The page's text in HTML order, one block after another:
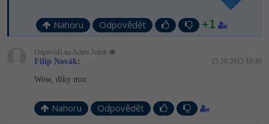
Nahoru Odpovědět +1
Odpovídá na Adam Ježek
Filip Novák: 15.10.2015 18:49
Wow, díky moc
Nahoru Odpovědět